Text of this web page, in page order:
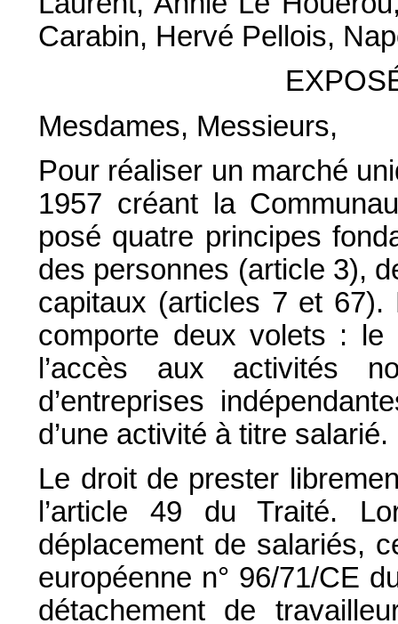
Carabin, Hervé Pellois,
Mesdames, Messieurs,
Pour réaliser un marché
1957 créant la
posé quatre principes
des personnes (article 3),
capitaux (articles 7 et 67).
comporte deux volets : le
l’accès aux activités
d’entreprises
d’une activité à titre salarié.
Le droit de prester
l’article 49 du Traité.
déplacement de salariés,
européenne n° 96/71/CE
détachement de